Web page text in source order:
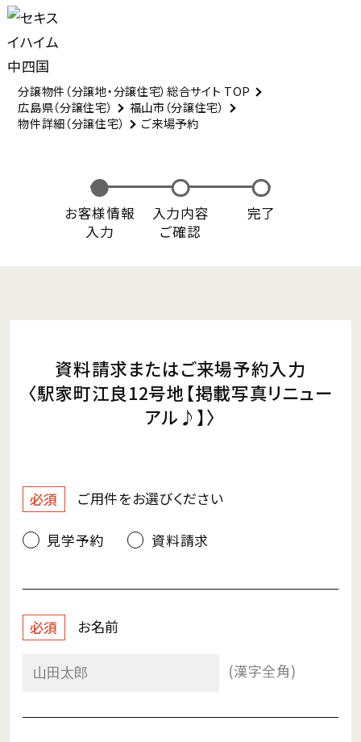
分譲物件（分譲地・分譲住宅）総合サイト TOP
広島県（分譲住宅）
福山市（分譲住宅）
物件詳細（分譲住宅）
ご来場予約
お客様情報
入力
入力内容
ご確認
完了
資料請求またはご来場予約入力
〈駅家町江良12号地【掲載写真リニュー
アル♪】〉
必須 ご用件をお選びください
見学予約 資料請求
必須 お名前
(漢字全角)